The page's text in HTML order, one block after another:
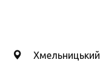
Хмельницький